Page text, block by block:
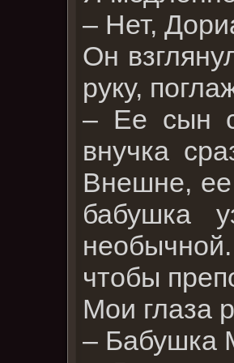
– Нет,
Он
руку,
– Ее сын
внучка
Внешне, ее
бабушка
чтобы
Мои глаза
– Бабушка